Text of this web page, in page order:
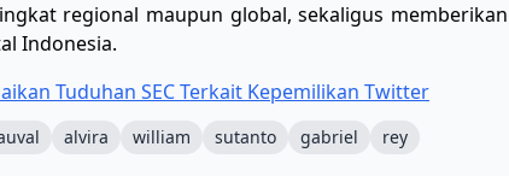
regional maupun global, sekaligus memberikan
Indonesia.
Tuduhan SEC Terkait Kepemilikan Twitter
alvira william sutanto gabriel
rey